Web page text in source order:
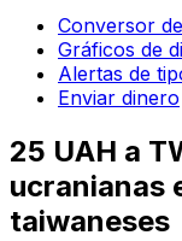
Conversor
Gráficos de
Alertas de
Enviar dinero
25 UAH a
ucranianas
taiwaneses